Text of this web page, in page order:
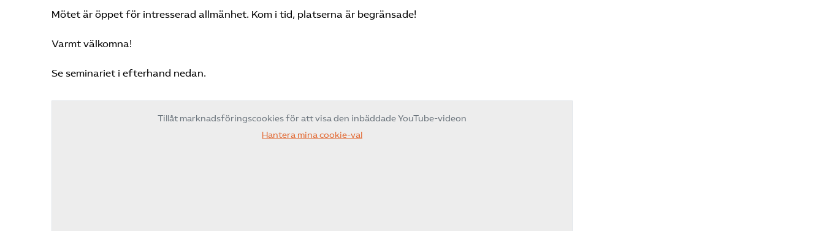
Mötet är öppet för intresserad allmänhet. Kom i tid, platserna är begränsade!
Varmt välkomna!
Se seminariet i efterhand nedan.
Tillåt marknadsföringscookies för att visa den inbäddade YouTube-videon
Hantera mina cookie-val